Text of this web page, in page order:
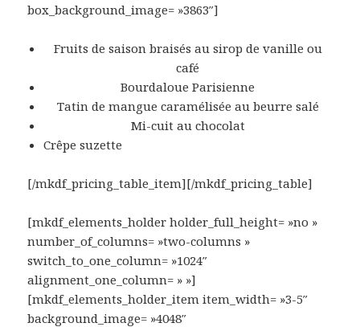
box_background_image= »3863″]
Fruits de saison braisés au sirop de vanille ou
café
Bourdaloue Parisienne
Tatin de mangue caramélisée au beurre salé
Mi-cuit au chocolat
Crêpe suzette
[/mkdf_pricing_table_item][/mkdf_pricing_table]
[mkdf_elements_holder holder_full_height= »no »
number_of_columns= »two-columns »
switch_to_one_column= »1024″
alignment_one_column= » »]
[mkdf_elements_holder_item item_width= »3-5″
background_image= »4048″